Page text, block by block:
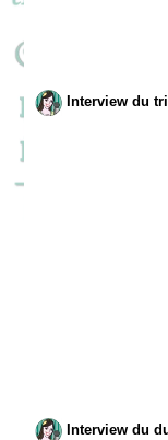
Interview du
Interview du